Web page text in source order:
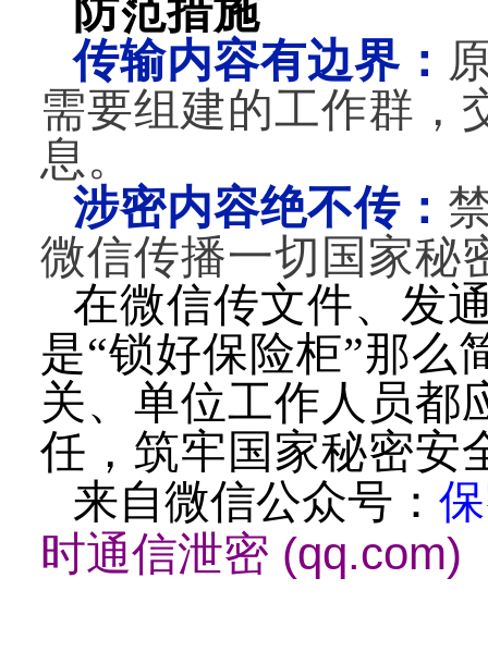
防范措施
传输内容有边界：
需要组建的工作群，
息。
涉密内容绝不传：
微信传播一切国家秘
在微信传文件、发
是“锁好保险柜”那么
关、单位工作人员都
任，筑牢国家秘密安
来自微信公众号：
时通信泄密 (qq.com)